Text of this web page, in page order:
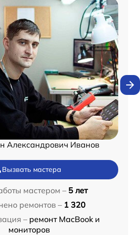
Александрович Иванов
Вызвать мастера
мастером – 5 лет
ремонтов – 1 320
– ремонт MacBook и
мониторов